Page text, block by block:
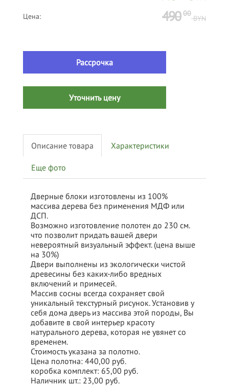
Цена: 490 00
BYN
Рассрочка
Уточнить цену
Описание товара Характеристики
Еще фото
Дверные блоки изготовлены из 100%
массива дерева без применения МДФ или
ДСП.
Возможно изготовление полотен до 230 см.
что позволит придать вашей двери
невероятный визуальный эффект. (цена выше
на 30%)
Двери выполнены из экологически чистой
древесины без каких-либо вредных
включений и примесей.
Массив сосны всегда сохраняет свой
уникальный текстурный рисунок. Установив у
себя дома дверь из массива этой породы, Вы
добавите в свой интерьер красоту
натурального дерева, которая не увянет со
временем.
Стоимость указана за полотно.
Цена полотна: 440,00 руб.
коробка комплект: 65,00 руб.
Наличник шт.: 23,00 руб.